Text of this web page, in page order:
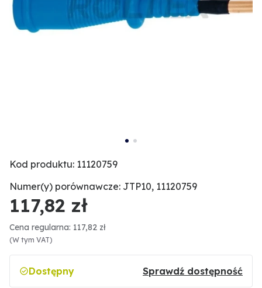
Kod produktu: 11120759
Numer(y) porównawcze: JTP10, 11120759
117,82 zł
Cena regularna: 117,82 zł
(W tym VAT)
Dostępny Sprawdź dostępność